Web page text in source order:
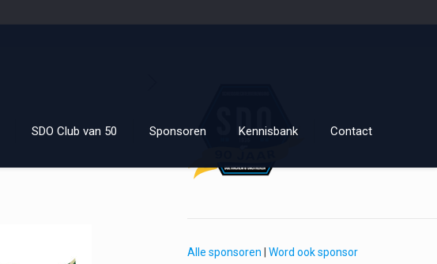
SDO Club van 50 Sponsoren Kennisbank Contact
Alle sponsoren Word ook sponsor